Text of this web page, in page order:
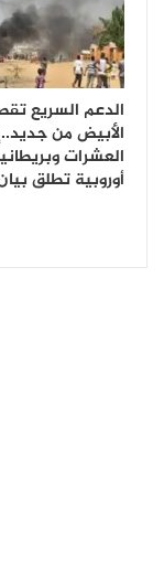
الدعم السريع
الأبيض من
أوروبية تطلق